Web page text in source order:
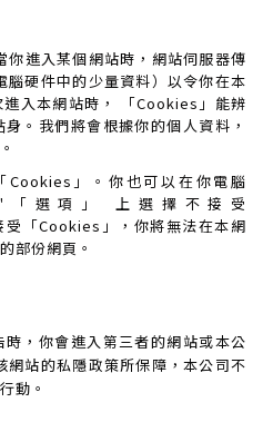
你進入某個網站時，網站伺服器傳
硬件中的少量資料）以令你在本
入本網站時， 「Cookies」 能辨
。我們將會根據你的個人資料，
「Cookies」
。你也可以在你電腦
「選項」 上選擇不接受
受 「Cookies」
，你將無法在本網
部份網頁。
，你會進入第三者的網站或本公
站的私隱政策所保障，本公司不
動。